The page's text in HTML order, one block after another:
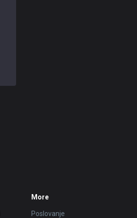
More
Poslovanje